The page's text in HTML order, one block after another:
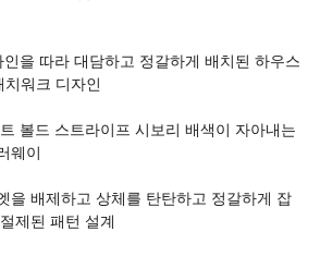
을 따라 대담하고 정갈하게 배치된 하우스
워크 디자인
볼드 스트라이프 시보리 배색이 자아내는
웨이
을 배제하고 상체를 탄탄하고 정갈하게 잡
제된 패턴 설계